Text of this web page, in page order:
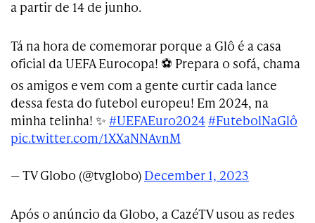
a partir de 14 de junho.
Tá na hora de comemorar porque a Glô é a casa
oficial da UEFA Eurocopa! ⚽ Prepara o sofá, chama
os amigos e vem com a gente curtir cada lance
dessa festa do futebol europeu! Em 2024, na
minha telinha! ✨ #UEFAEuro2024#FutebolNaGlô
pic.twitter.com/1XXaNNAvnM
— TV Globo (@tvglobo) December 1, 2023
Após o anúncio da Globo, a CazéTV usou as redes